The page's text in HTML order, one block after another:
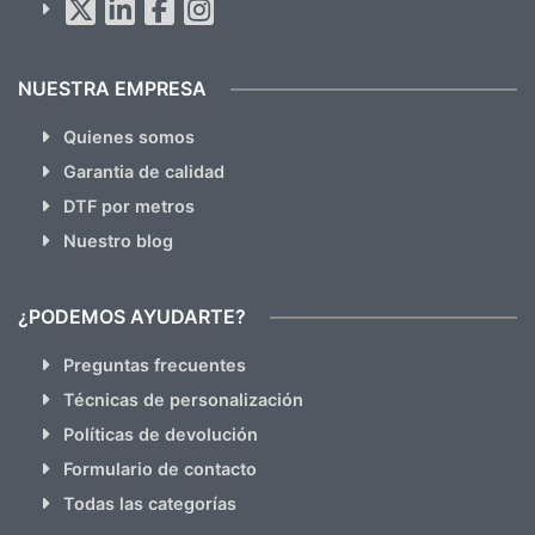
hacemos Spam)
NUESTRA EMPRESA
Quienes somos
Garantia de calidad
DTF por metros
Nuestro blog
¿PODEMOS AYUDARTE?
Preguntas frecuentes
Técnicas de personalización
Políticas de devolución
Formulario de contacto
Todas las categorías